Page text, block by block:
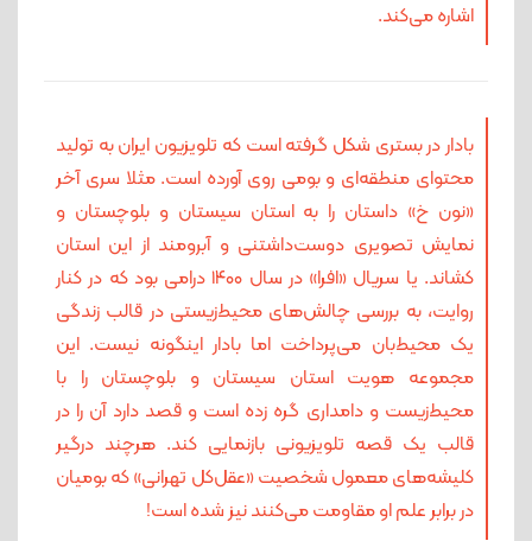
اشاره می‌کند.
بادار در بستری شکل گرفته است که تلویزیون ایران به تولید
محتوای منطقه‌ای و بومی روی آورده است. مثلا سری آخر
«نون خ» داستان را به استان سیستان و بلوچستان و
نمایش تصویری دوست‌داشتنی و آبرومند از این استان
کشاند‌. یا سریال «افرا» در سال ۱۴۰۰ درامی بود که در کنار
روایت، به بررسی چالش‌های محیط‌زیستی در قالب زندگی
یک محیط‌‌‌بان می‌پرداخت اما بادار اینگونه نیست. این
مجموعه هویت استان سیستان و بلوچستان را با
محیط‌‌زیست و دامداری گره زده است و قصد دارد آن را در
قالب یک قصه تلویزیونی بازنمایی کند. هرچند درگیر
کلیشه‌های معمول شخصیت «عقل‌کل تهرانی» که بومیان
در برابر علم او مقاومت می‌کنند نیز شده است!